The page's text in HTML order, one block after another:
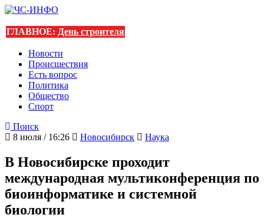
ГЛАВНОЕ: День строителя
Новости
Происшествия
Есть вопрос
Политика
Общество
Спорт
Поиск
8 июля / 16:26
Новосибирск Наука
В Новосибирске проходит
международная мультиконференция по
биоинформатике и системной
биологии